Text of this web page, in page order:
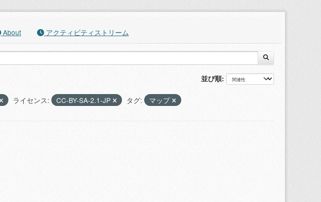
About アクティビティストリーム
並び順
ライセンス: CC-BY-SA-2.1-JP タグ: マップ